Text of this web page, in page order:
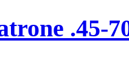
.45-